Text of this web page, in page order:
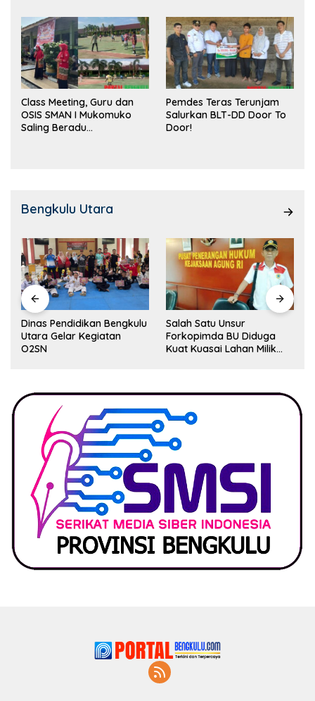
Class Meeting, Guru dan
OSIS SMAN I Mukomuko
Saling Beradu
Pemdes Teras Terunjam
Salurkan BLT-DD Door To
Door!
Bengkulu Utara
Dinas Pendidikan Bengkulu
Utara Gelar Kegiatan
O2SN
Salah Satu Unsur
Forkopimda BU Diduga
Kuat Kuasai Lahan Milik